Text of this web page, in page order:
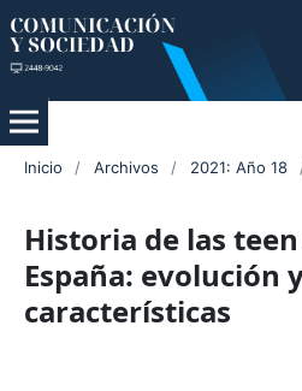
Inicio / Archivos / 2021: Año 18
Historia de las
España: evolución
características